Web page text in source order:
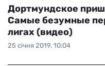
25 січня 2019, 10:04
Дортмундское
Самые безумные
лигах (видео)